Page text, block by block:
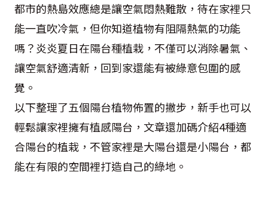
都市的熱島效應總是讓空氣悶熱難散，待在家裡只
能一直吹冷氣，但你知道植物有阻隔熱氣的功能
嗎？炎炎夏日在陽台種植栽，不僅可以消除暑氣、
讓空氣舒適清新，回到家還能有被綠意包圍的感
覺。
以下整理了五個陽台植物佈置的撇步，新手也可以
輕鬆讓家裡擁有植感陽台，文章還加碼介紹4種適
合陽台的植栽，不管家裡是大陽台還是小陽台，都
能在有限的空間裡打造自己的綠地。